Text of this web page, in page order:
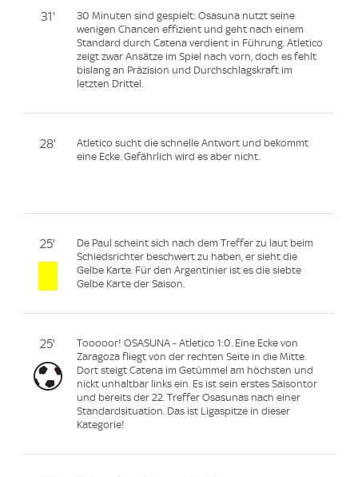
31'
30 Minuten sind gespielt: Osasuna nutzt seine
wenigen Chancen effizient und geht nach einem
Standard durch Catena verdient in Führung. Atletico
zeigt zwar Ansätze im Spiel nach vorn, doch es fehlt
bislang an Präzision und Durchschlagskraft im
letzten Drittel.
28'
Atletico sucht die schnelle Antwort und bekommt
eine Ecke. Gefährlich wird es aber nicht.
25'
De Paul scheint sich nach dem Treffer zu laut beim
Schiedsrichter beschwert zu haben, er sieht die
Gelbe Karte. Für den Argentinier ist es die siebte
Gelbe Karte der Saison.
25'
Tooooor! OSASUNA - Atletico 1:0. Eine Ecke von
Zaragoza fliegt von der rechten Seite in die Mitte.
Dort steigt Catena im Getümmel am höchsten und
nickt unhaltbar links ein. Es ist sein erstes Saisontor
und bereits der 22. Treffer Osasunas nach einer
Standardsituation. Das ist Ligaspitze in dieser
Kategorie!